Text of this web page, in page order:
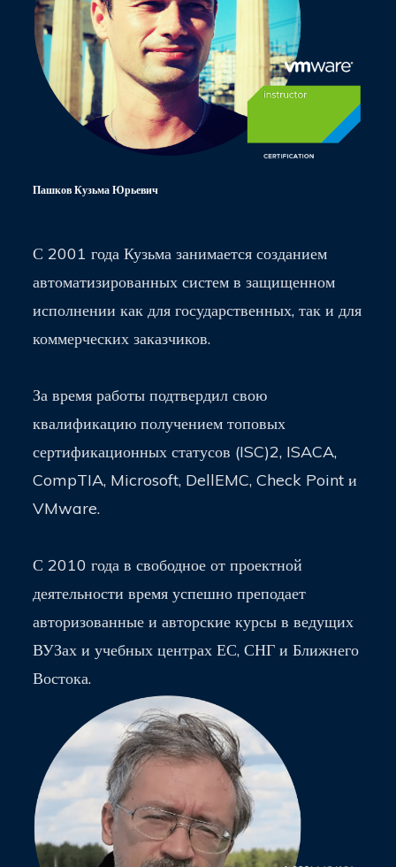
Пашков Кузьма Юрьевич
С 2001 года Кузьма занимается созданием
автоматизированных систем в защищенном
исполнении как для государственных, так и для
коммерческих заказчиков.
За время работы подтвердил свою
квалификацию получением топовых
сертификационных статусов (ISC)2, ISACA,
CompTIA, Microsoft, DellEMC, Check Point и
VMware.
С 2010 года в свободное от проектной
деятельности время успешно преподает
авторизованные и авторские курсы в ведущих
ВУЗах и учебных центрах ЕС, СНГ и Ближнего
Востока.